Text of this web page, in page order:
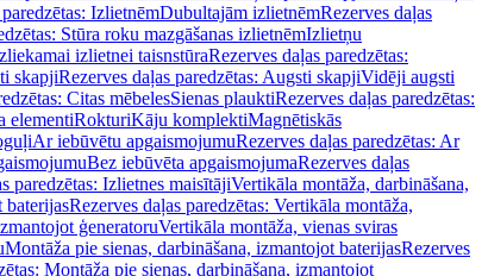
IzlietnēmDubultajām izlietnēmRezerves daļas
Stūra roku mazgāšanas izlietnēmIzlietņu
izlietnei taisnstūraRezerves daļas paredzētas:
skapjiRezerves daļas paredzētas: Augsti skapjiVidēji augsti
Citas mēbelesSienas plauktiRezerves daļas paredzētas:
elementiRokturiKāju komplektiMagnētiskās
Ar iebūvētu apgaismojumuRezerves daļas paredzētas: Ar
Bez iebūvēta apgaismojumaRezerves daļas
paredzētas: Izlietnes maisītājiVertikāla montāža, darbināšana,
baterijasRezerves daļas paredzētas: Vertikāla montāža,
ģeneratoruVertikāla montāža, vienas sviras
Montāža pie sienas, darbināšana, izmantojot baterijasRezerves
Montāža pie sienas, darbināšana, izmantojot